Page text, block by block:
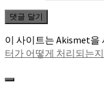
이 사이트는 Akismet을
터가 어떻게 처리되는